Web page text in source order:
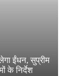
ईंधन, सुप्रीम
के निर्देश